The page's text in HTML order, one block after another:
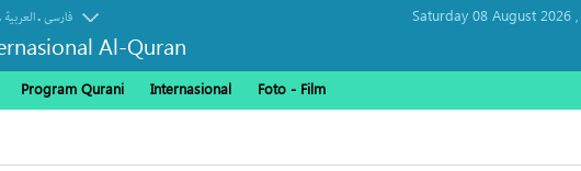
العربیة.فارسی
Al-Quran
Saturday 08 August 2026 ,
Program Qurani Internasional Foto - Film